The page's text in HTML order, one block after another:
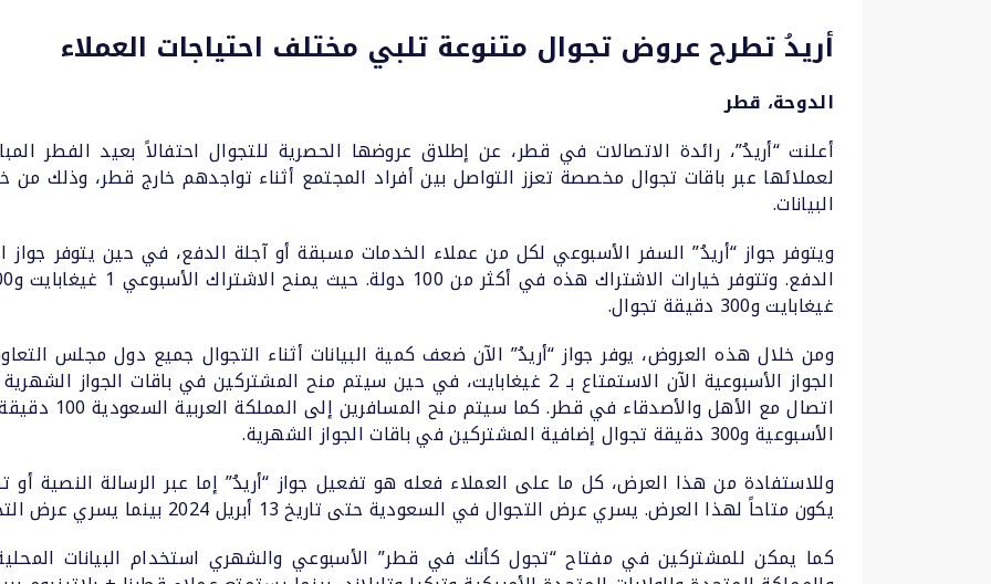
أريدُ تطرح عروض تجوال متنوعة تلبي مختلف احتياجات العملاء
الدوحة، قطر
أعلنت “أريدُ”، رائدة الاتصالات في قطر، عن إطلاق عروضها الحصرية للتجوال احتفالاً بعيد الفطر
لعملائها عبر باقات تجوال مخصصة تعزز التواصل بين أفراد المجتمع أثناء تواجدهم خارج قطر، وذلك من
البيانات.
ويتوفر جواز “أريدُ” السفر الأسبوعي لكل من عملاء الخدمات مسبقة أو آجلة الدفع، في حين يتوفر
غيغابايت و300 دقيقة تجوال.
ومن خلال هذه العروض، يوفر جواز “أريدُ” الآن ضعف كمية البيانات أثناء التجوال جميع دول مجلس
اتصال مع
الأسبوعية و300 دقيقة تجوال إضافية المشتركين في باقات الجواز الشهرية.
وللاستفادة من هذا العرض، كل ما على العملاء فعله هو تفعيل جواز “أريدُ” إما عبر الرسالة النصية أو
يكون متاحاً لهذا العرض. يسري عرض التجوال في السعودية حتى تاريخ 13 أبريل 2024 بينما يسري عرض التجوال في دول الخليج حتى 4 مايو 2024.